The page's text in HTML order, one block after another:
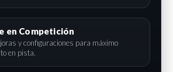
en Competición
y configuraciones para máximo
en pista.